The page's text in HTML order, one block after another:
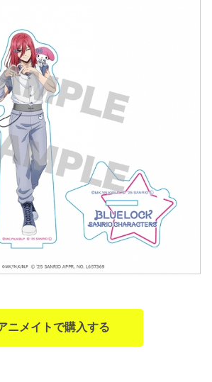
ニメイトで購入する